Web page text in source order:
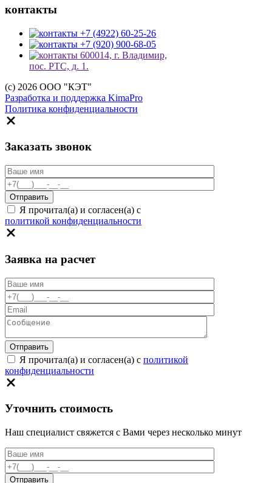
контакты
+7 (4922) 60-25-26
+7 (920) 900-68-05
600014, г. Владимир,
пос. РТС, д. 1.
(c) 2026 ООО "КЭТ"
Разработка и поддержка KimaPro
Политика конфиденциальности
Заказать звонок
Я прочитал(а) и согласен(а) с
политикой конфиденциальности
Заявка на расчет
Я прочитал(а) и согласен(а) с политикой
конфиденциальности
Уточнить стоимость
Наш специалист свяжется с Вами через несколько минут